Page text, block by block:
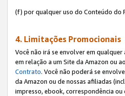
(f) por qualquer uso do Conteúdo do
4. Limitações Promocionais
Você não irá se envolver em
em relação a um Site da Amazon ou
Contrato. Você não poderá se
da Amazon ou de nossas afiliadas
impresso, ebook, correspondência ou